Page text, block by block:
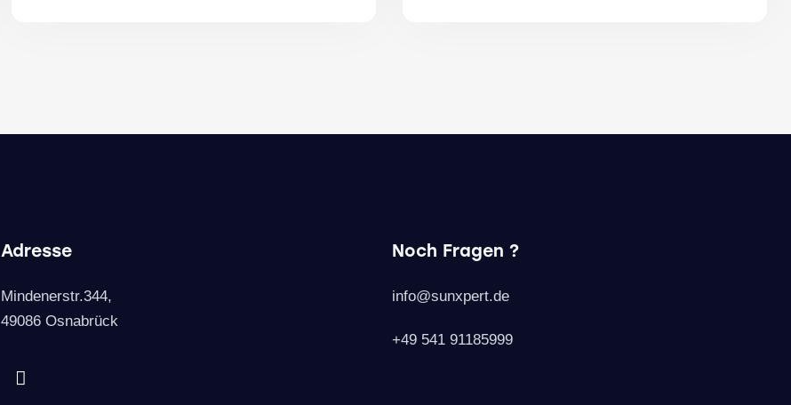
Adresse
Mindenerstr.344,
49086 Osnabrück
Noch Fragen ?
info@sunxpert.de
+49 541 91185999